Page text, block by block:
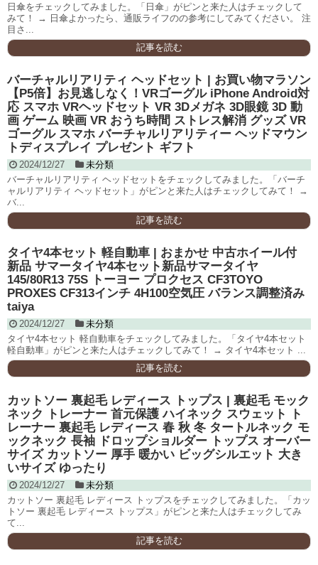
日傘をチェックしてみました。「日傘」がピンと来た人はチェックして
みて！ → 日傘よかったら、通販ライフのの参考にしてみてください。 注
目さ...
記事を読む
バーチャルリアリティ ヘッドセット | お買い物マラソン
【P5倍】お見逃しなく！VRゴーグル iPhone Android対
応 スマホ VRヘッドセット VR 3Dメガネ 3D眼鏡 3D 動
画 ゲーム 映画 VR おうち時間 ストレス解消 グッズ VR
ゴーグル スマホ バーチャルリアリティー ヘッドマウン
トディスプレイ プレゼント ギフト
2024/12/27
未分類
バーチャルリアリティ ヘッドセットをチェックしてみました。「バーチ
ャルリアリティ ヘッドセット」がピンと来た人はチェックしてみて！ →
バ...
記事を読む
タイヤ4本セット 軽自動車 | おまかせ 中古ホイール付
新品 サマータイヤ4本セット新品サマータイヤ
145/80R13 75S トーヨー プロクセス CF3TOYO
PROXES CF313インチ 4H100空気圧 バランス調整済み
taiya
2024/12/27
未分類
タイヤ4本セット 軽自動車をチェックしてみました。「タイヤ4本セット
軽自動車」がピンと来た人はチェックしてみて！ → タイヤ4本セット ...
記事を読む
カットソー 裏起毛 レディース トップス | 裏起毛 モック
ネック トレーナー 首元保護 ハイネック スウェット ト
レーナー 裏起毛 レディース 春 秋 冬 タートルネック モ
ックネック 長袖 ドロップショルダー トップス オーバー
サイズ カットソー 厚手 暖かい ビッグシルエット 大き
いサイズ ゆったり
2024/12/27
未分類
カットソー 裏起毛 レディース トップスをチェックしてみました。「カッ
トソー 裏起毛 レディース トップス」がピンと来た人はチェックしてみ
て...
記事を読む